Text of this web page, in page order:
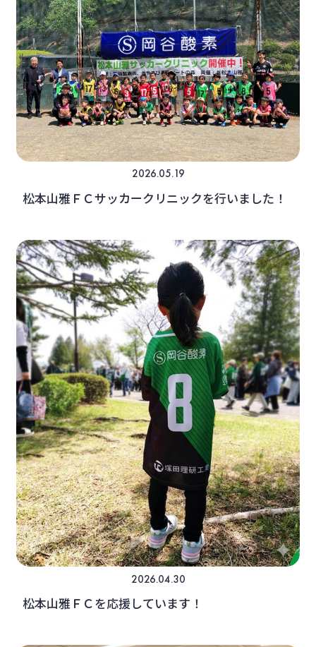
2026.05.19
松本山雅ＦＣサッカークリニックを行いました！
2026.04.30
松本山雅ＦＣを応援しています！